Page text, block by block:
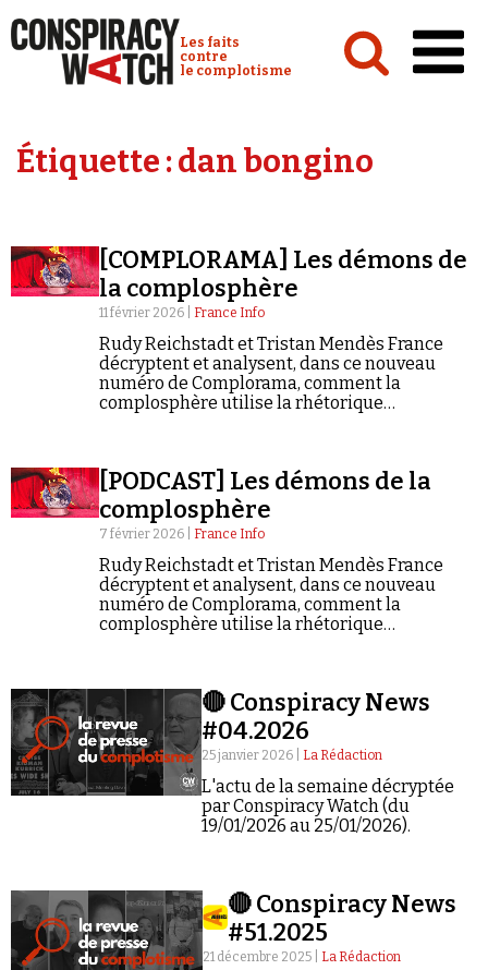
Conspiracy Watch :
Les faits
contre
le complotisme
Analyses
Vidéos
Émissions
Revues de presse
Newsletter
Demander à Vera
Étiquette :dan bongino
[COMPLORAMA] Les démons de
la complosphère
11 février 2026 | France Info
Rudy Reichstadt et Tristan Mendès France
décryptent et analysent, dans ce nouveau
numéro de Complorama, comment la
complosphère utilise la rhétorique
[PODCAST] Les démons de la
complosphère
7 février 2026 | France Info
Rudy Reichstadt et Tristan Mendès France
décryptent et analysent, dans ce nouveau
numéro de Complorama, comment la
complosphère utilise la rhétorique
🔴 Conspiracy News
#04.2026
25 janvier 2026 | La Rédaction
L'actu de la semaine décryptée
par Conspiracy Watch (du
19/01/2026 au 25/01/2026).
🔴 Conspiracy News
#51.2025
21 décembre 2025 | La Rédaction